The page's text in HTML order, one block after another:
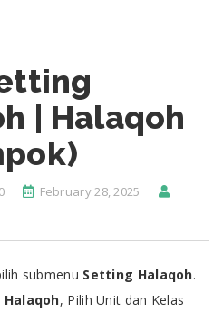
| Halaqoh
0
February 28, 2025
submenu Setting Halaqoh.
, Pilih Unit dan Kelas